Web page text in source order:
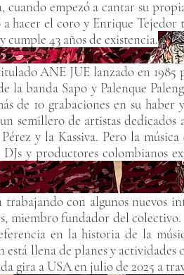
cuando empezó a cantar su
hacer el coro y Enrique
cumple 43 años de existencia.
ANE JUE lanzado en
la banda Sapo y Palenque
de 10 grabaciones en su
semillero de artistas
y la Kassiva. Pero la
DJs y productores colombianos
con algunos nuevos
miembro fundador del
en la historia de la
está llena de planes y
gira a USA en julio de 2025 a